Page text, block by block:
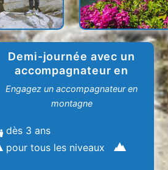
Demi-journée avec un
accompagnateur en
montagne
Engagez un accompagnateur en
montagne
dès 3 ans
pour tous les niveaux